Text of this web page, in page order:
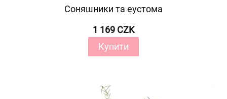
Соняшники та еустома
1 169 CZK
Купити